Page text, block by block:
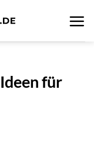
für